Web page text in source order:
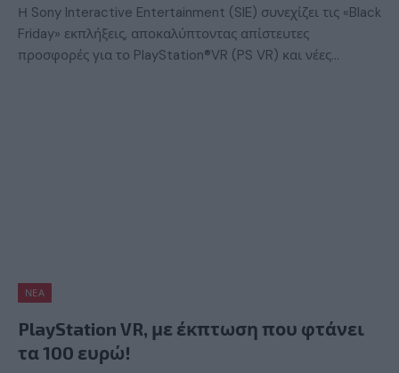
Η Sony Interactive Entertainment (SIE) συνεχίζει τις «Black
Friday» εκπλήξεις, αποκαλύπτοντας απίστευτες
προσφορές για το PlayStation®VR (PS VR) και νέες…
ΝΈΑ
PlayStation VR, με έκπτωση που φτάνει
τα 100 ευρώ!